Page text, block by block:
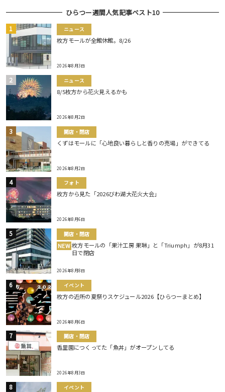
ひらつー週間人気記事ベスト10
ニュース
枚方モールが全館休館。8/26
2026年8月3日
ニュース
8/5枚方から花火見えるかも
2026年8月2日
開店・閉店
くずはモールに「心地良い暮らしと香りの売場」ができてる
2026年8月2日
フォト
枚方から見た「2026びわ湖大花火大会」
2026年8月6日
開店・閉店
NEW 枚方モールの「果汁工房 果琳」と「Triumph」が8月31
日で閉店
2026年8月8日
イベント
枚方の近所の夏祭りスケジュール2026【ひらつーまとめ】
2026年8月6日
開店・閉店
香里園につくってた「魚丼」がオープンしてる
2026年8月3日
イベント